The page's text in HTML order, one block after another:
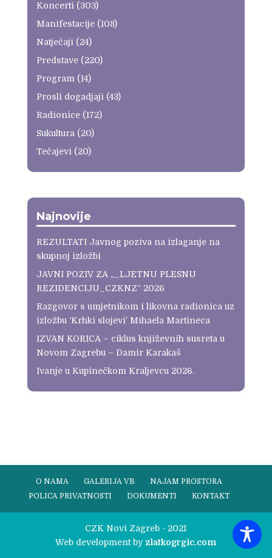
Koncerti(303)
Manifestacije(108)
Natječaji(24)
Predstave(220)
Program(14)
Prosli dogadjaji(43)
Radionice(172)
Sukultura(20)
Tečajevi(20)
Najnovije
REZULTATI Javnog poziva na izlaganje na
skupnoj izložbi
JAVNI POZIV ZA „_LJETNU PLESNU
REZIDENCIJU_CZKNZ“ 2026
Razgovor s umjetnikom i likovna radionica uz
izložbu ‘Krhki slojevi’ Mihaela Martineca
IZVAN KORICA – ciklus književnih susreta u
Novom Zagrebu – Damir Karakaš
Ivanje u Kupinečkom Kraljevcu 2026.
O NAMA GALERIJA VB
NAJAM PROSTORA
POLICA PRIVATNOSTI
DOKUMENTI KONTAKT
CZK Novi Zagreb - 2021
Web development by zlatkogrgic.com